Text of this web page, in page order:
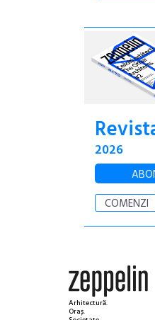
2026
COMENZI
Arhitectură.
Oraș.